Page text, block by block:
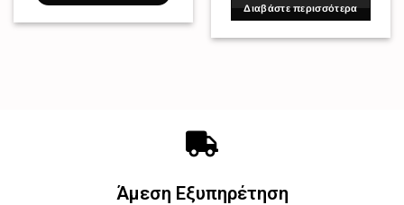
Διαβάστε περισσότερα
Άμεση Εξυπηρέτηση